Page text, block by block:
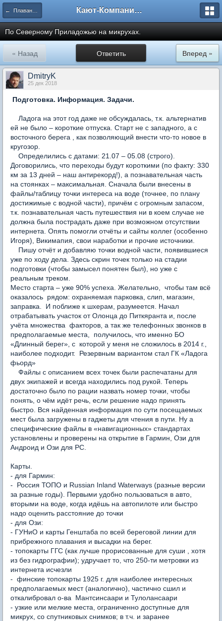
← Плавания и путешествия Кают-Компания "Катера и Яхты"
По Северному Приладожью на микрухах.
Ответить
« Назад Вперед »
DmitryK
25 дек 2018
Подготовка. Информация. Задачи.
Ладога на этот год даже не обсуждалась, т.к. альтернатив
ей не было – короткие отпуска. Старт не с западного, а с
восточного берега , как позволяющий внести что-то новое в
кругозор.
Определились с датами: 21.07 – 05.08 (строго).
Договорились, что переходы будут короткими (по факту: 330
км за 13 дней – наш антирекорд!), а познавательная часть
на стоянках – максимальная. Сначала были внесены в
файлы/таблицу точки интереса на воде (точнее, по плану
достижимые с водной части), причём с огромным запасом,
т.к. познавательная часть путешествия ни в коем случае не
должна была пострадать даже при возможном отсутствии
интернета. Опять помогли отчёты и сайты коллег (особенно
Игоря), Викимапия, свои наработки и прочие источники.
Пишу отчёт и добавляю точки водной части, появившиеся
уже по ходу дела. Здесь скрин точек только на стадии
подготовки (чтобы замысел понятен был), но уже с
реальным треком.
Место старта – уже 90% успеха. Желательно, чтобы там всё
оказалось рядом: охраняемая парковка, слип, магазин,
заправка. И поближе к шхерам, разумеется. Начал
отрабатывать участок от Олонца до Питкяранта и, после
учёта множества факторов, а так же телефонных звонков в
предполагаемые места, получилось, что именно БО
«Длинный берег», с которой у меня не сложилось в 2014 г.,
наиболее подходит. Резервным вариантом стал ГК «Ладога
фьорд»
Файлы с описанием всех точек были распечатаны для
двух экипажей и всегда находились под рукой. Теперь
достаточно было по рации назвать номер точки, чтобы
понять, о чём идёт речь, если решение надо принять
быстро. Вся найденная информация по сути посещаемых
мест была загружены в гаджеты для чтения в пути. Ну а
специфические файлы в «навигационных» стандартах
установлены и проверены на открытие в Гармин, Ози для
Андроид и Ози для PC
Карты.
- для Гармин:
- Россия ТОПО и Russian Inland Waterways (разные версии
за разные годы). Первыми удобно пользоваться в авто,
вторыми на воде, когда идёшь на автопилоте или быстро
надо оценить расстояние до точки
- для Ози:
- ГУНиО и карты Генштаба по всей береговой линии для
прибрежного плавания и высадки на берег.
- топокарты ГГС (как лучше прорисованные для суши , хотя
из без гидрографии); удручает то, что 250-ти метровки из
интернета исчезли
- финские топокарты 1925 г. для наиболее интересных
предполагаемых мест (аналогично), частично сшил и
откалибровал о-ва Мантсинсаари и Тулолансаари
- узкие или мелкие места, ограниченно доступные для
микрух, со спутниковых снимков; в т.ч. и заранее